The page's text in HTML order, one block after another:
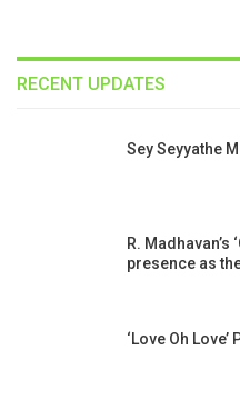
RECENT UPDATES
Sey Seyyathe
R. Madhavan’s
presence as
‘Love Oh